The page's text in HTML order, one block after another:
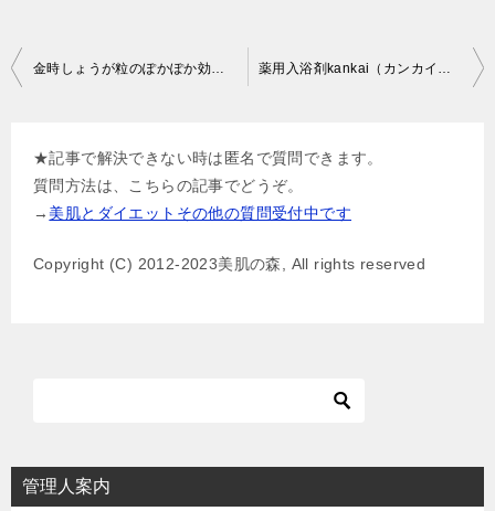
投
★記事で解決できない時は匿名で質問できます。
質問方法は、こちらの記事でどうぞ。
→ 美肌とダイエットその他の質問受付中です
Copyright (C) 2012-2023美肌の森, All rights reserved
管理人案内